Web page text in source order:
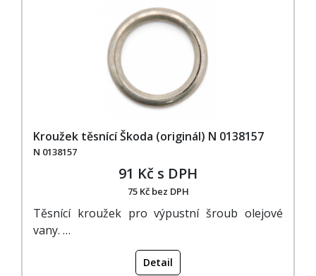
Kroužek těsnící Škoda (originál) N 0138157
N 0138157
91 Kč s DPH
75 Kč bez DPH
Těsnící kroužek pro výpustní šroub olejové
vany. …
Detail